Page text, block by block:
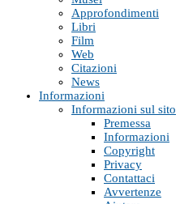
Approfondimenti
Libri
Film
Web
Citazioni
News
Informazioni
Informazioni sul sito
Premessa
Informazioni
Copyright
Privacy
Contattaci
Avvertenze